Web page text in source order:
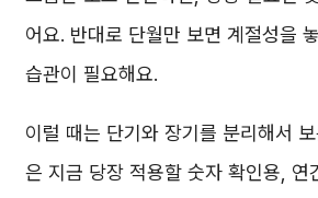
어요. 반대로 단월만 보면 계절성을
습관이 필요해요.
이럴 때는 단기와 장기를 분리해서
은 지금 당장 적용할 숫자 확인용, 연